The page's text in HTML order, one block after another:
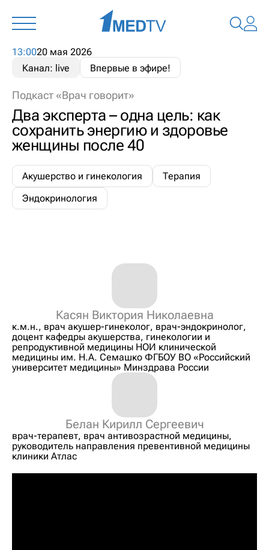
13:0020 мая 2026
Канал: live
Впервые в эфире!
Подкаст «Врач говорит»
Два эксперта – одна цель: как
сохранить энергию и здоровье
женщины после 40
Акушерство и гинекология
Терапия
Эндокринология
Касян Виктория Николаевна
к.м.н., врач акушер-гинеколог, врач-эндокринолог,
доцент кафедры акушерства, гинекологии и
репродуктивной медицины НОИ клинической
медицины им. Н.А. Семашко ФГБОУ ВО «Российский
университет медицины» Минздрава России
Белан Кирилл Сергеевич
врач-терапевт, врач антивозрастной медицины,
руководитель направления превентивной медицины
клиники Атлас